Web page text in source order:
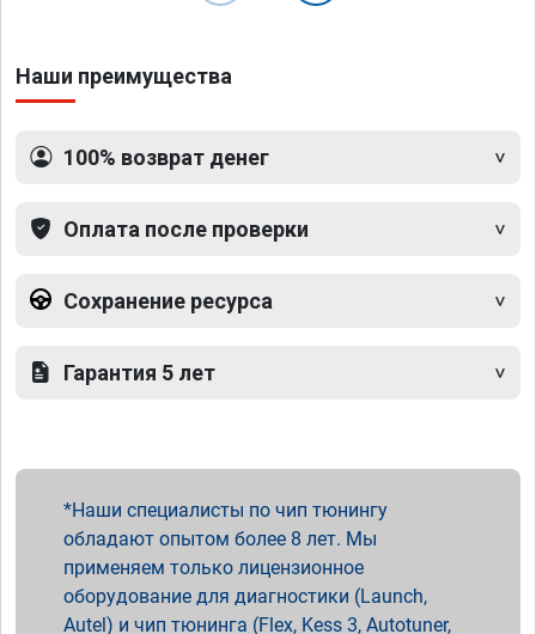
Наши преимущества
100% возврат денег
Оплата после проверки
Сохранение ресурса
Гарантия 5 лет
Наши специалисты по чип тюнингу
обладают опытом более 8 лет. Мы
применяем только лицензионное
оборудование для диагностики (Launch,
Autel) и чип тюнинга (Flex, Kess 3, Autotuner,